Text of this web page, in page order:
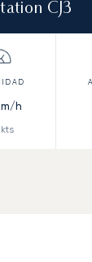
CJ3
h